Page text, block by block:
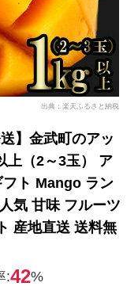
出典：楽天ふるさと納税
】金武町のアッ
（2～3玉） ア
ト Mango ラン
気 甘味 フルーツ
産地直送 送料無
:42%